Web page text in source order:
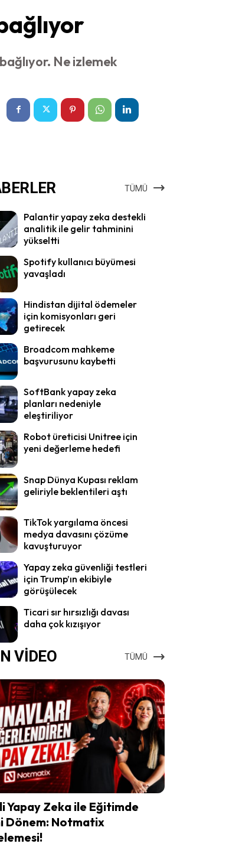
Ne izlemek
TÜMÜ
Palantir yapay zeka destekli
analitik ile gelir tahminini
yükseltti
Spotify kullanıcı büyümesi
yavaşladı
Hindistan dijital ödemeler
için komisyonları geri
getirecek
Broadcom mahkeme
başvurusunu kaybetti
SoftBank yapay zeka
planları nedeniyle
eleştiriliyor
Robot üreticisi Unitree için
yeni değerleme hedefi
Snap Dünya Kupası reklam
geliriyle beklentileri aştı
TikTok yargılama öncesi
medya davasını çözüme
kavuşturuyor
Yapay zeka güvenliği testleri
için Trump’ın ekibiyle
görüşülecek
Ticari sır hırsızlığı davası
daha çok kızışıyor
VİDEO TÜMÜ
Yapay Zeka ile Eğitimde
Dönem: Notmatix